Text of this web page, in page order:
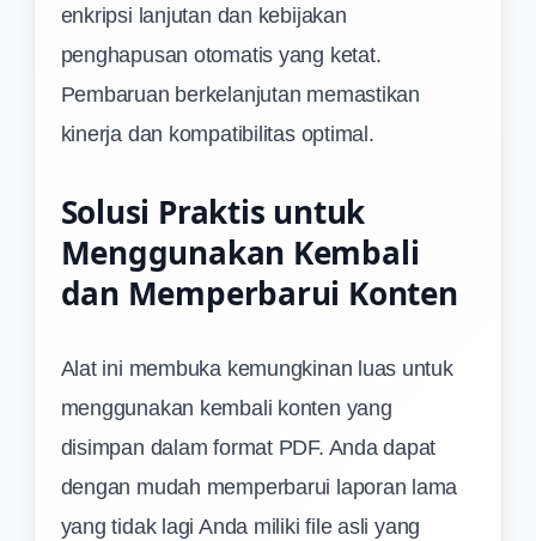
enkripsi lanjutan dan kebijakan
penghapusan otomatis yang ketat.
Pembaruan berkelanjutan memastikan
kinerja dan kompatibilitas optimal.
Solusi Praktis untuk
Menggunakan Kembali
dan Memperbarui Konten
Alat ini membuka kemungkinan luas untuk
menggunakan kembali konten yang
disimpan dalam format PDF. Anda dapat
dengan mudah memperbarui laporan lama
yang tidak lagi Anda miliki file asli yang